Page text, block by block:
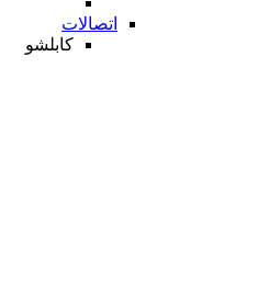
اتصالات
کابلشو